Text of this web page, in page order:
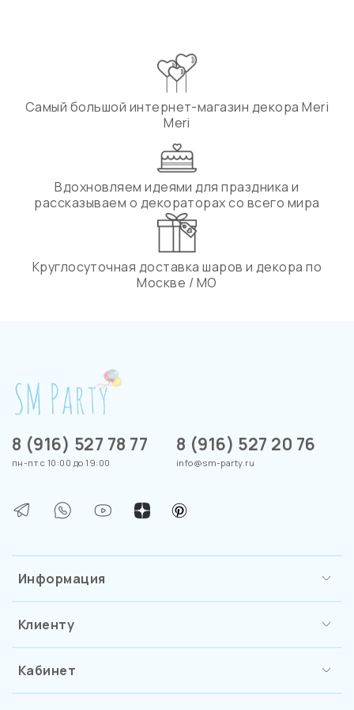
Самый большой интернет-магазин декора Meri
Meri
Вдохновляем идеями для праздника и
рассказываем о декораторах со всего мира
Круглосуточная доставка шаров и декора по
Москве / МО
Информация
Клиенту
Кабинет
8 (916) 527 78 77
пн-пт с 10:00 до 19:00
8 (916) 527 20 76
info@sm-party.ru